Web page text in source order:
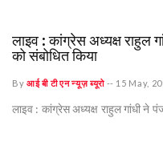
लाइव : कांग्रेस अध्यक्ष राहुल
को संबोधित किया
Byआई बी टी एन न्यूज़ ब्यूरो -- 15 May,
लाइव : कांग्रेस अध्यक्ष राहुल गांधी ने